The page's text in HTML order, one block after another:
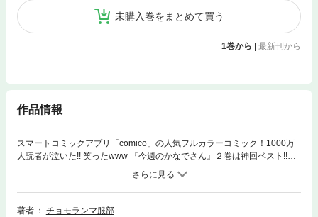
未購入巻をまとめて買う
1巻から 最新刊から
作品情報
スマートコミックアプリ「comico」の人気フルカラーコミック！1000万
人読者が泣いた!! 笑ったwww 『今週のかなでさん』２巻は神回ベスト!!
「comico」内で読者が好きな連載話の募集を行い、集計した人気回を厳選
収録！また特別企画として、作者のチョモランマ服部さん宛に寄せられた
読者の皆さんからの難問・珍問にご自身が答える「質問だよ!! チョモさ
ん!!」を掲載。笑いごたえ満載の２巻をお見逃しなく！【電子書籍版限定
著者
チョモランマ服部